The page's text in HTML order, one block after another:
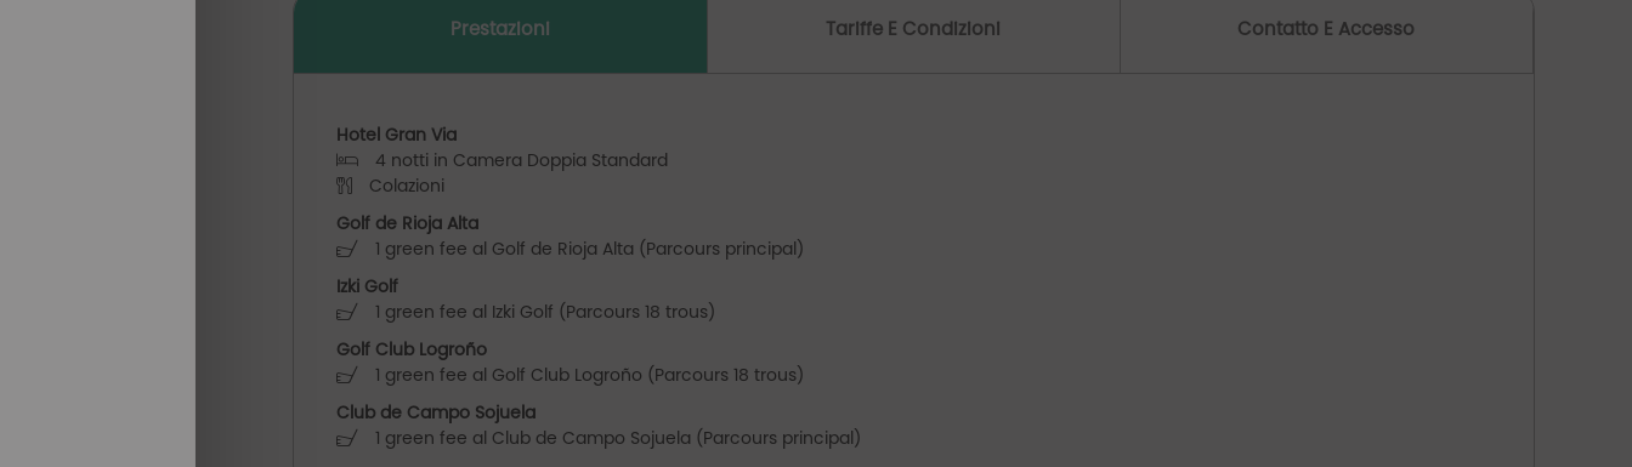
Prestazioni Tariffe E Condizioni Contatto E Accesso
Hotel Gran Via
4 notti in Camera Doppia Standard
Colazioni
Golf de Rioja Alta
1 green fee al Golf de Rioja Alta (Parcours principal)
Izki Golf
1 green fee al Izki Golf (Parcours 18 trous)
Golf Club Logroño
1 green fee al Golf Club Logroño (Parcours 18 trous)
Club de Campo Sojuela
1 green fee al Club de Campo Sojuela (Parcours principal)